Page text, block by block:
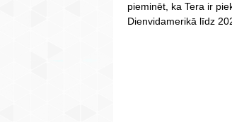
pieminēt, ka Tera ir
Dienvidamerikā līdz